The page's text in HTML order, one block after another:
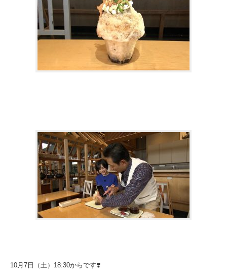
10月7日（土）18:30からです❣️